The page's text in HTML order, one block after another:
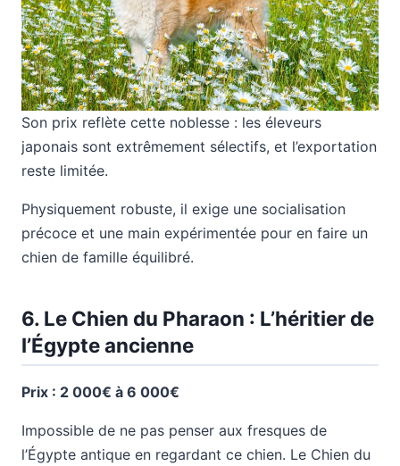
Son prix reflète cette noblesse : les éleveurs
japonais sont extrêmement sélectifs, et l’exportation
reste limitée.
Physiquement robuste, il exige une socialisation
précoce et une main expérimentée pour en faire un
chien de famille équilibré.
6. Le Chien du Pharaon : L’héritier de
l’Égypte ancienne
Prix : 2 000€ à 6 000€
Impossible de ne pas penser aux fresques de
l’Égypte antique en regardant ce chien. Le Chien du